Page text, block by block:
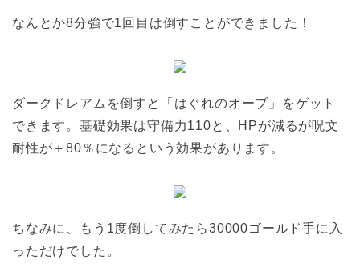
なんとか8分強で1回目は倒すことができました！
ダークドレアムを倒すと「はぐれのオーブ」をゲット
できます。基礎効果は守備力110と、HPが減るが呪文
耐性が＋80％になるという効果があります。
ちなみに、もう1度倒してみたら30000ゴールド手に入
っただけでした。